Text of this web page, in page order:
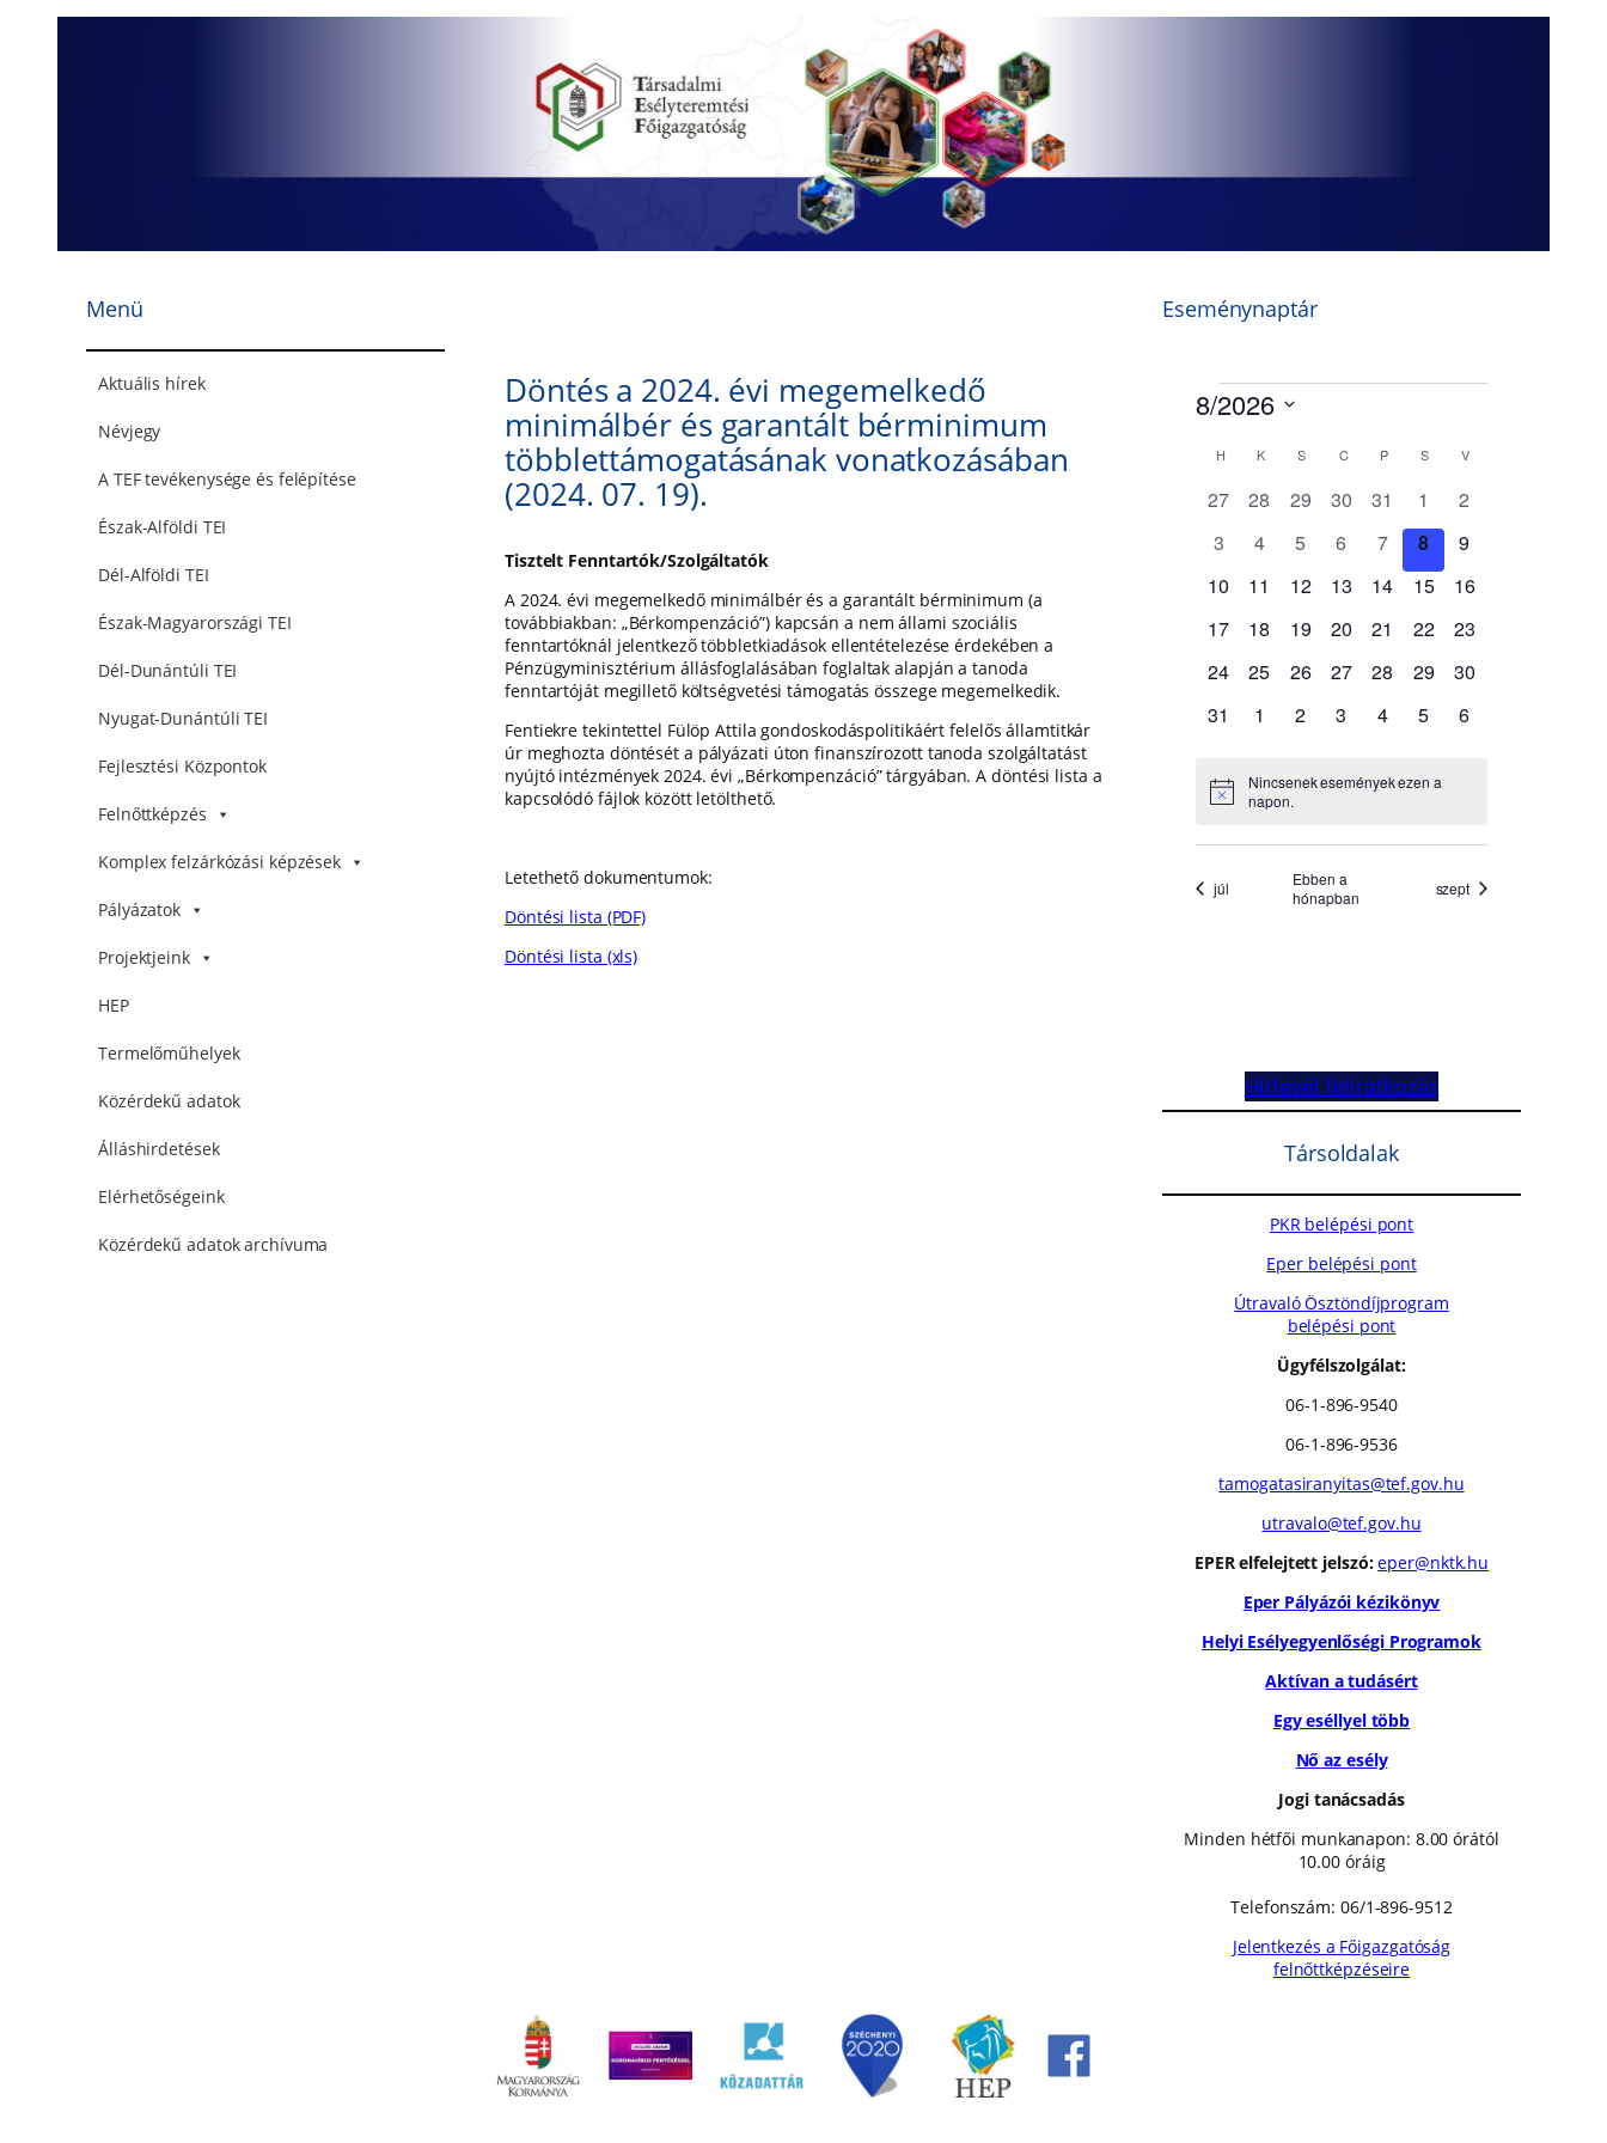
Menü
Aktuális hírek
Névjegy
A TEF tevékenysége és felépítése
Észak-Alföldi TEI
Dél-Alföldi TEI
Észak-Magyarországi TEI
Dél-Dunántúli TEI
Nyugat-Dunántúli TEI
Fejlesztési Központok
Felnőttképzés
Komplex felzárkózási képzések
Pályázatok
Projektjeink
HEP
Termelőműhelyek
Közérdekű adatok
Álláshirdetések
Elérhetőségeink
Közérdekű adatok archívuma
Döntés a 2024. évi megemelkedő
minimálbér és garantált bérminimum
többlettámogatásának vonatkozásában
(2024. 07. 19).
Tisztelt Fenntartók/Szolgáltatók
A 2024. évi megemelkedő minimálbér és a garantált bérminimum (a
továbbiakban: „Bérkompenzáció”) kapcsán a nem állami szociális
fenntartóknál jelentkező többletkiadások ellentételezése érdekében a
Pénzügyminisztérium állásfoglalásában foglaltak alapján a tanoda
fenntartóját megillető költségvetési támogatás összege megemelkedik.
Fentiekre tekintettel Fülöp Attila gondoskodáspolitikáért felelős államtitkár
úr meghozta döntését a pályázati úton finanszírozott tanoda szolgáltatást
nyújtó intézmények 2024. évi „Bérkompenzáció” tárgyában. A döntési lista a
kapcsolódó fájlok között letölthető.
Letethető dokumentumok:
Döntési lista (PDF)
Döntési lista (xls)
Eseménynaptár
Hírlevél feliratkozás
Társoldalak
PKR belépési pont
Eper belépési pont
Útravaló Ösztöndíjprogram
belépési pont
Ügyfélszolgálat:
06-1-896-9540
06-1-896-9536
tamogatasiranyitas@tef.gov.hu
utravalo@tef.gov.hu
EPER elfelejtett jelszó: eper@nktk.hu
Eper Pályázói kézikönyv
Helyi Esélyegyenlőségi Programok
Aktívan a tudásért
Egy eséllyel több
Nő az esély
Jogi tanácsadás
Minden hétfői munkanapon: 8.00 órától
10.00 óráig
Telefonszám: 06/1-896-9512
Jelentkezés a Főigazgatóság
felnőttképzéseire